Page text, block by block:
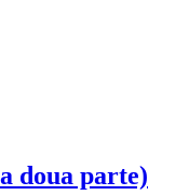
doua parte)